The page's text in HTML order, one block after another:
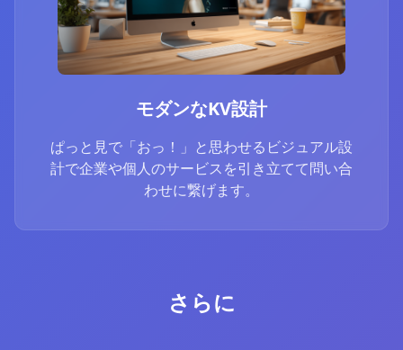
モダンなKV設計
ぱっと見で「おっ！」と思わせるビジュアル設
計で企業や個人のサービスを引き立てて問い合
わせに繋げます。
さらに